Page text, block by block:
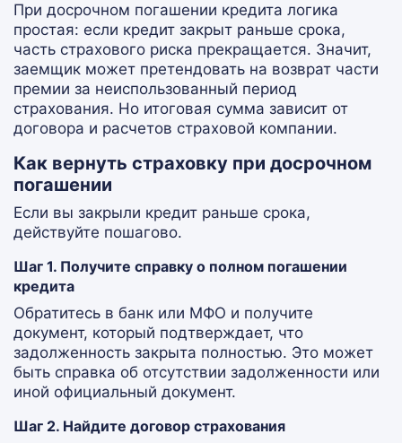
При досрочном погашении кредита логика
простая: если кредит закрыт раньше срока,
часть страхового риска прекращается. Значит,
заемщик может претендовать на возврат части
премии за неиспользованный период
страхования. Но итоговая сумма зависит от
договора и расчетов страховой компании.
Как вернуть страховку при досрочном
погашении
Если вы закрыли кредит раньше срока,
действуйте пошагово.
Шаг 1. Получите справку о полном погашении
кредита
Обратитесь в банк или МФО и получите
документ, который подтверждает, что
задолженность закрыта полностью. Это может
быть справка об отсутствии задолженности или
иной официальный документ.
Шаг 2. Найдите договор страхования